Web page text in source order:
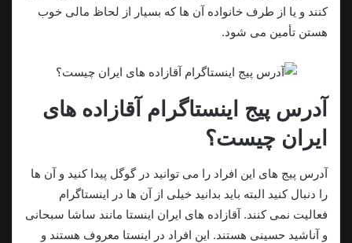
کنند و یا از طرف خانواده آن ها که بسیار از لحاظ مالی خوب
هستن تأمین می شود.
آدرس پیج اینستاگرام آقازاده های
ایران چیست؟
آدرس پیج های این افراد را می توانید در گوگل پیدا کنید و آن ها
را دنبال کنید البته باید بدانید خیلی از آن ها در اینستاگرام
فعالیت نمی کنند. آقازاده های ایران اینستا مانند ساشا سبحانی
و آناشید حسینی هستند. این افراد در اینستا معروف هستند و